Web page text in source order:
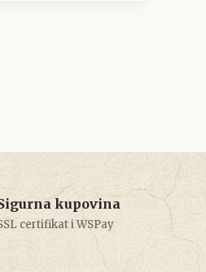
kupovina
certifikat i WSPay